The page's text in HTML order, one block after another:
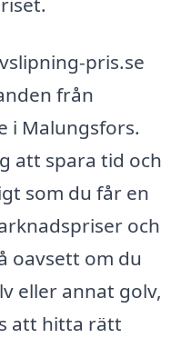
pris.se
från
i Malungsfors.
att spara tid och
som du får en
och
oavsett om du
eller annat golv,
att hitta rätt